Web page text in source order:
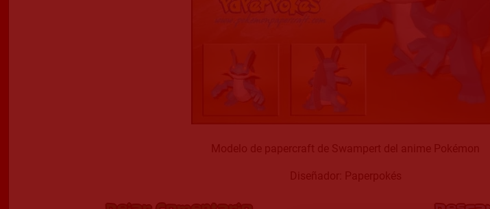
Modelo de papercraft de Swampert del anime Pokémon
Diseñador: Paperpokés